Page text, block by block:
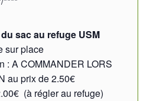
sac au refuge USM
sur place
: A COMMANDER LORS
au prix de 2.50€
(à régler au refuge)